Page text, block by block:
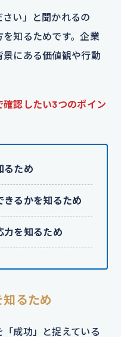
い」と聞かれるの
知るためです。企業
にある価値観や行動
認したい3つのポイン
るため
きるかを知るため
力を知るため
るため
成功」と捉えている